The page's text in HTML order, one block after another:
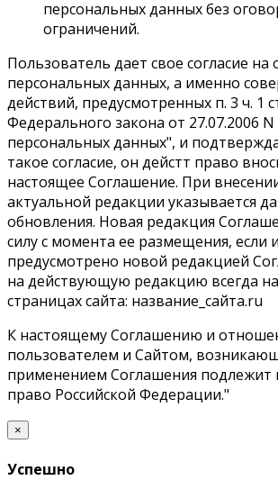
персональных данных без
ограничений.
Пользователь дает свое согласие на
персональных данных, а именно
действий, предусмотренных п. 3 ч. 1
Федерального закона от 27.07.2006
персональных данных", и
такое согласие, он дейстт право
настоящее Соглашение. При
актуальной редакции указывается
обновления. Новая редакция
силу с момента ее размещения, если
предусмотрено новой редакцией
на действующую редакцию всегда
страницах сайта: название_сайта.ru
К настоящему Соглашению и
пользователем и Сайтом,
применением Соглашения
право Российской Федерации."
×
Успешно